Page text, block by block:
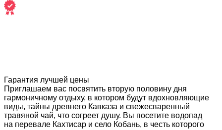
Гарантия лучшей цены
Приглашаем вас посвятить вторую половину дня
гармоничному отдыху, в котором будут вдохновляющие
виды, тайны древнего Кавказа и свежесваренный
травяной чай, что согреет душу. Вы посетите водопад
на перевале Кахтисар и село Кобань, в честь которого